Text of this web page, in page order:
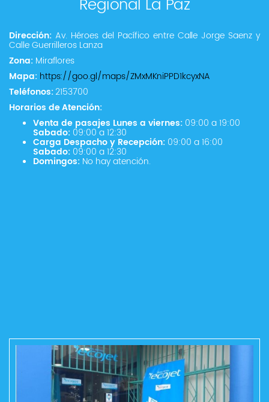
Regional La Paz
Dirección:Av. Héroes del Pacífico entre Calle Jorge Saenz y
Calle Guerrilleros Lanza
Zona:Miraflores
Mapa: https://goo.gl/maps/ZMxMKniPPD1kcyxNA
Teléfonos:2153700
Horarios de Atención:
Venta de pasajes Lunes a viernes: 09:00 a 19:00
Sabado: 09:00 a 12:30
Carga Despacho y Recepción: 09:00 a 16:00
Sabado: 09:00 a 12:30
Domingos: No hay atención.